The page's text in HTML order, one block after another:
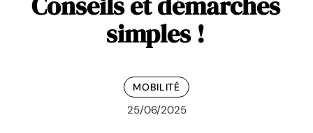
simples !
MOBILITÉ
25/06/2025